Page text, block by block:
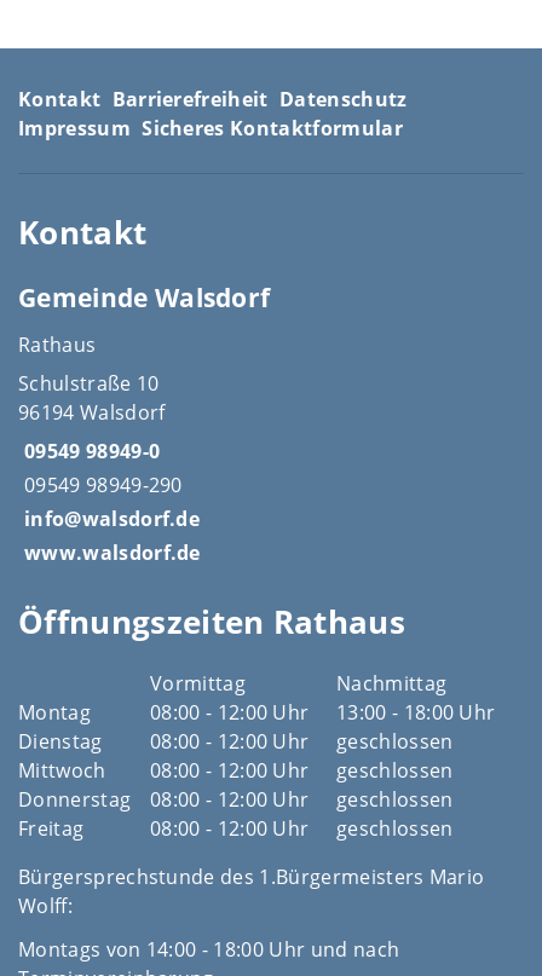
Kontakt Barrierefreiheit Datenschutz
Impressum Sicheres Kontaktformular
Kontakt
Gemeinde Walsdorf
Rathaus
Schulstraße 10
96194 Walsdorf
09549 98949-0
09549 98949-290
info@walsdorf.de
www.walsdorf.de
Öffnungszeiten Rathaus
Vormittag
Nachmittag
Montag
08:00 - 12:00 Uhr
13:00 - 18:00 Uhr
Dienstag
08:00 - 12:00 Uhr
geschlossen
Mittwoch
08:00 - 12:00 Uhr
geschlossen
Donnerstag
08:00 - 12:00 Uhr
geschlossen
Freitag
08:00 - 12:00 Uhr
geschlossen
Bürgersprechstunde des 1.Bürgermeisters Mario
Wolff:
Montags von 14:00 - 18:00 Uhr und nach